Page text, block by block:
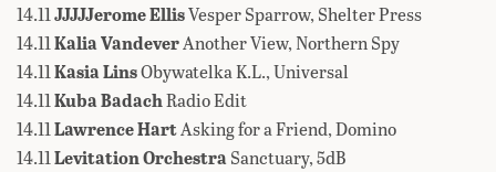
14.11JJJJJerome EllisVesper Sparrow, Shelter Press
14.11Kalia VandeverAnother View, Northern Spy
14.11Kasia LinsObywatelka K.L., Universal
14.11Kuba BadachRadio Edit
14.11Lawrence HartAsking for a Friend, Domino
14.11Levitation OrchestraSanctuary, 5dB